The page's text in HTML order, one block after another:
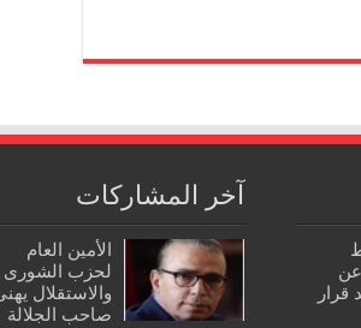
عن
قرار
آخر المشاركات
الأمين العام
لحزب الشورى
والاستقلال
صاحب الجلالة